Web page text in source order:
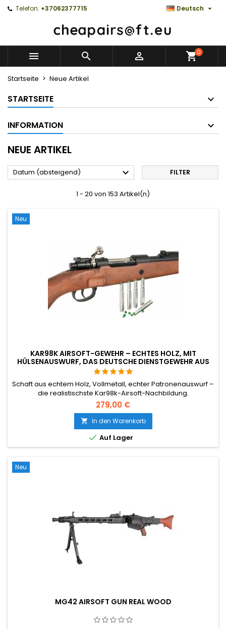
Telefon: +37062377715 Deutsch 
   0
Startseite Neue Artikel
STARTSEITE
INFORMATION
NEUE ARTIKEL
Datum (absteigend)  FILTER
1 - 20 von 153 Artikel(n)
Neu
KAR98K AIRSOFT-GEWEHR – ECHTES HOLZ, MIT
HÜLSENAUSWURF, DAS DEUTSCHE DIENSTGEWEHR AUS
DEM ZWEITEN WELTKRIEG
Schaft aus echtem Holz, Vollmetall, echter Patronenauswurf –
die realistischste Kar98k-Airsoft-Nachbildung.
Federbetätigter Repetierverschluss, 1.120 mm lang, 3,0 kg, 500
mm Tightbore (6,02 mm), ~350 FPS / 107 m/s mit 0,20 g BBs
(~1,14 J). 5 Metallhülsen im Lieferumfang enthalten.
279,00 €
 In den Warenkorb
 Auf Lager
Neu
MG42 AIRSOFT GUN REAL WOOD